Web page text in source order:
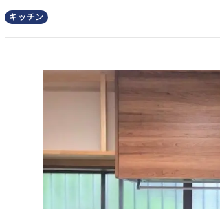
キッチン